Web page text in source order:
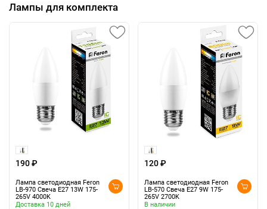
Лампы для комплекта
190 ₽
Лампа светодиодная Feron
LB-970 Свеча E27 13W 175-
265V 4000K
Доставка 10 дней
120 ₽
Лампа светодиодная Feron
LB-570 Свеча E27 9W 175-
265V 2700K
В наличии